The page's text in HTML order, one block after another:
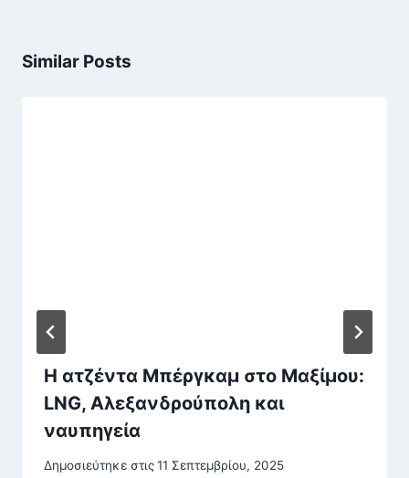
Similar Posts
Η ατζέντα Μπέργκαμ στο Μαξίμου:
LNG, Αλεξανδρούπολη και
ναυπηγεία
Δημοσιεύτηκε στις11 Σεπτεμβρίου, 2025